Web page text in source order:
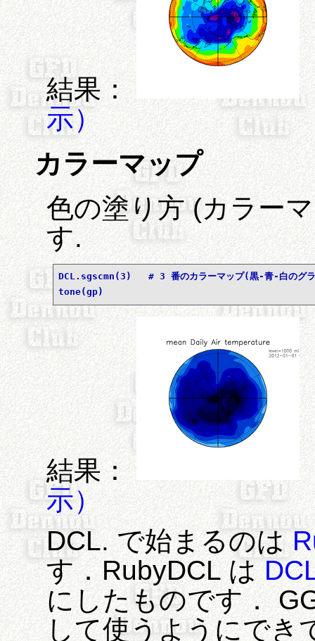
結果：
示）
カラーマップ
色の塗り方 (カラー
す.
DCL.sgscmn(3)   # 3 番のカラーマップ(黒-青-白のグラ
tone(gp)
結果：
示）
DCL. で始まるのは
す．RubyDCL は
にしたものです．
して使うようにでき